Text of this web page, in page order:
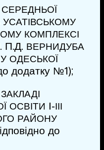
СЕРЕДНЬОЇ
УСАТІВСЬКОМУ
КОМПЛЕКСІ
. П.Д. ВЕРНИДУБА
ОДЕСЬКОЇ
додатку №1);
ЗАКЛАДІ
ОСВІТИ І‑ІІІ
РАЙОНУ
до